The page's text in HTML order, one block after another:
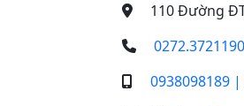
110 Đường
0272.3721190
0938098189